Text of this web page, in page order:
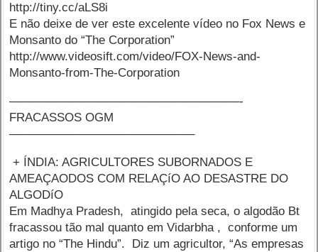
http://tiny.cc/aLS8i
E não deixe de ver este excelente vídeo no Fox News e
Monsanto do “The Corporation”
http://www.videosift.com/video/FOX-News-and-
Monsanto-from-The-Corporation
––––––––––––––––––––––––––––––––––––-
FRACASSOS OGM
–––––––––––––––––––––––––––––
+ ÍNDIA: AGRICULTORES SUBORNADOS E
AMEAÇAODOS COM RELAÇíO AO DESASTRE DO
ALGODíO
Em Madhya Pradesh, atingido pela seca, o algodão Bt
fracassou tão mal quanto em Vidarbha , conforme um
artigo no “The Hindu”. Diz um agricultor, “As empresas